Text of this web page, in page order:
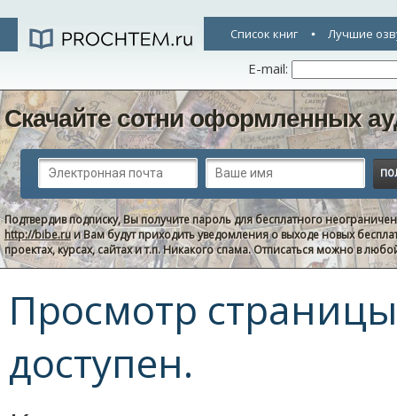
Список книг Лучшие
E-mail:
Скачайте сотни оформленных
Подтвердив подписку, Вы получите пароль для бесплатного
http://bibe.ruи Вам будут приходить уведомления о выходе новых
проектах, курсах, сайтах и т.п. Никакого спама. Отписаться можно в
Просмотр
доступен.